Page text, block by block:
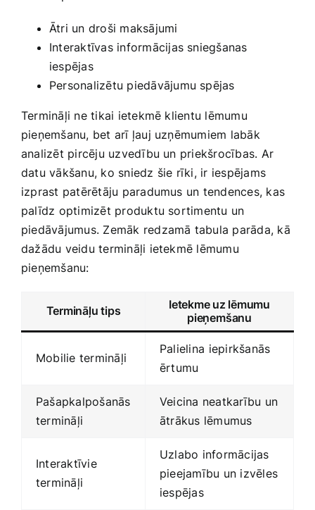
Ātri un droši maksājumi
Interaktīvas informācijas sniegšanas
iespējas
Personalizētu piedāvājumu spējas
Termināļi ne tikai ietekmē‍ klientu‌ lēmumu
pieņemšanu, bet arī ļauj uzņēmumiem labāk
analizēt pircēju uzvedību un priekšrocības. Ar
datu vākšanu, ​ko sniedz šie rīki, ir iespējams
izprast patērētāju paradumus un tendences, kas
palīdz optimizēt produktu sortimentu un
piedāvājumus. Zemāk redzamā tabula parāda, kā
dažādu veidu termināļi ietekmē lēmumu
pieņemšanu:
Termināļu tips
Ietekme uz lēmumu
pieņemšanu
Mobilie termināļi
Palielina ⁣iepirkšanās
ērtumu
Pašapkalpošanās
termināļi
Veicina neatkarību un⁤
ātrākus lēmumus
Interaktīvie
termināļi
Uzlabo informācijas
pieejamību un izvēles
iespējas